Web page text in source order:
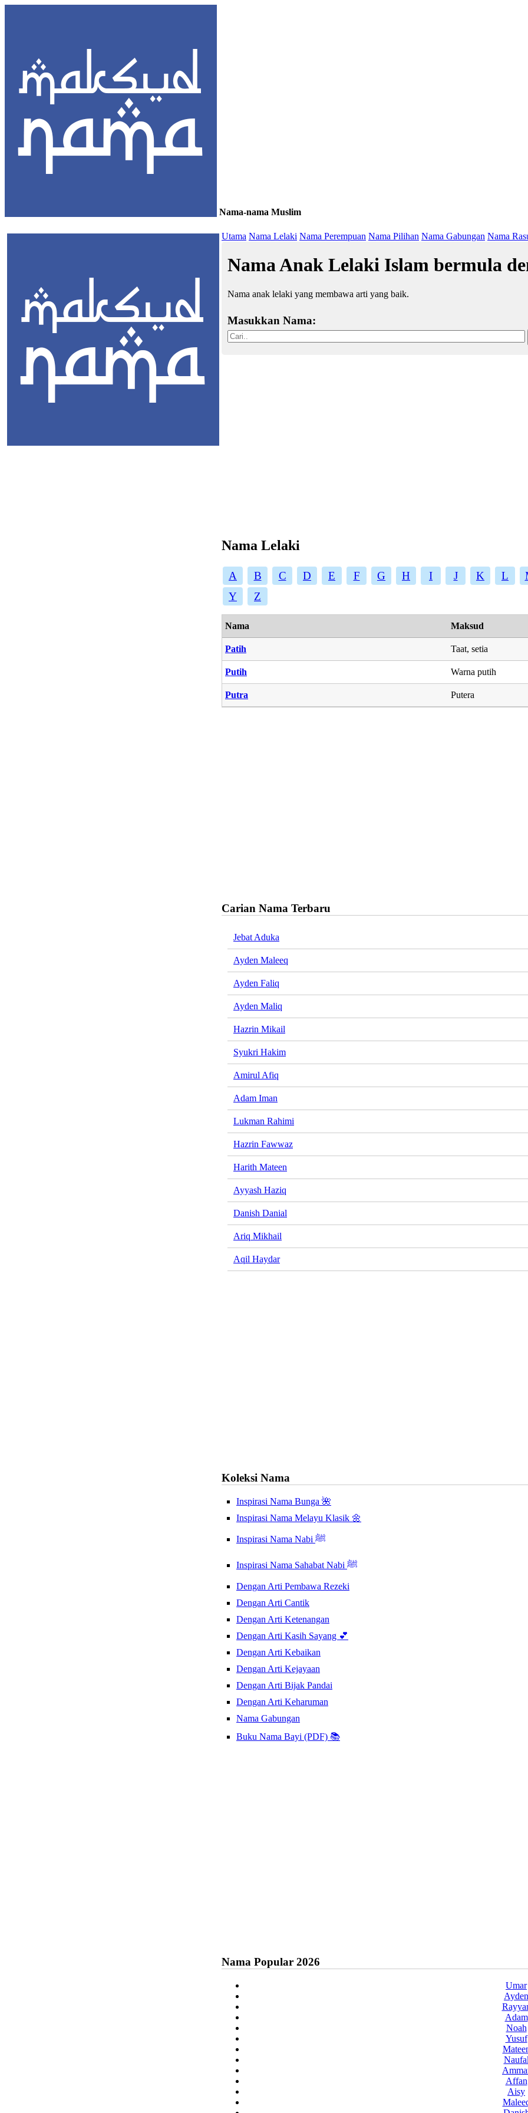
Nama-nama Muslim
Utama Nama Lelaki Nama Perempuan Nama Pilihan Nama Gabungan Nama
Nama Anak Lelaki Islam bermula
Nama anak lelaki yang membawa arti yang baik.
Masukkan Nama:
Nama Lelaki
A B C D E F G H I J K L
Y
Z
Nama Maksud
Patih Taat, setia
Putih Warna putih
Putra Putera
Carian Nama Terbaru
Jebat Aduka
Ayden Maleeq
Ayden Faliq
Ayden Maliq
Hazrin Mikail
Syukri Hakim
Amirul Afiq
Adam Iman
Lukman Rahimi
Hazrin Fawwaz
Harith Mateen
Ayyash Haziq
Danish Danial
Ariq Mikhail
Aqil Haydar
Koleksi Nama
Inspirasi Nama Bunga 🌺
Inspirasi Nama Melayu Klasik 🌼
Inspirasi Nama Nabi ﷺ
Inspirasi Nama Sahabat Nabi ﷺ
Dengan Arti Pembawa Rezeki
Dengan Arti Cantik
Dengan Arti Ketenangan
Dengan Arti Kasih Sayang 💕
Dengan Arti Kebaikan
Dengan Arti Kejayaan
Dengan Arti Bijak Pandai
Dengan Arti Keharuman
Nama Gabungan
Buku Nama Bayi (PDF) 📚
Nama Popular 2026
Umar
Ayden
Adam
Noah
Yusuf
Naufal
Affan
Aisy